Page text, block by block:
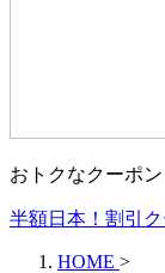
おトクなクーポ
半額日本！割引
HOME >